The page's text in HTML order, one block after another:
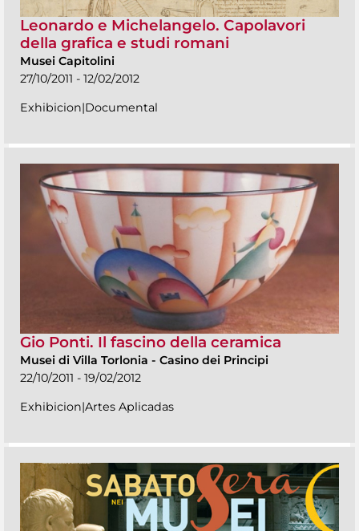
Leonardo e Michelangelo. Capolavori
della grafica e studi romani
Musei Capitolini
27/10/2011 - 12/02/2012
Exhibicion|Documental
Gio Ponti. Il fascino della ceramica
Musei di Villa Torlonia - Casino dei Principi
22/10/2011 - 19/02/2012
Exhibicion|Artes Aplicadas